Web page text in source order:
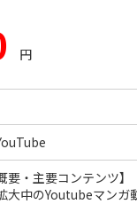
円
要・主要コンテンツ】
大中のYoutubeマンガ